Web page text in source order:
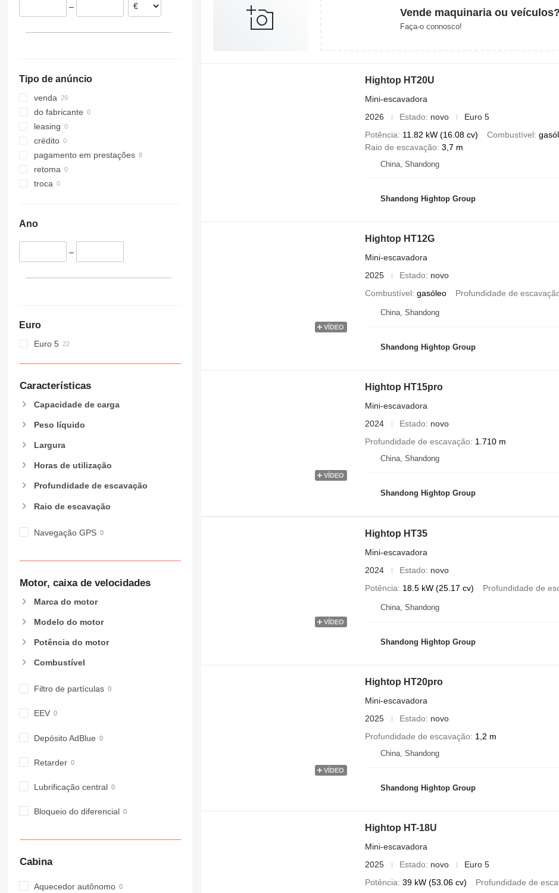
8055
8060
8065
8080
8085
JS
–
Tipo de anúncio
venda
do fabricante
leasing
crédito
pagamento em prestações
retoma
troca
Ano
–
Euro
Euro 5
Características
Capacidade de carga
Peso líquido
Largura
Horas de utilização
Profundidade de escavação
Raio de escavação
Navegação GPS
Motor, caixa de velocidades
Marca do motor
Modelo do motor
Potência do motor
Combustível
Filtro de partículas
EEV
Depósito AdBlue
Retarder
Lubrificação central
Bloqueio do diferencial
Cabina
Aquecedor autônomo
Vende maquinaria ou veículos?
Faça-o connosco!
Hightop HT20U
Mini-escavadora
2026
Estado novo
Euro 5
Potência
11.82 kW (16.08 cv) Combustível
Raio de escavação 3,7 m
China, Shandong
Shandong Hightop Group
VÍDEO
Hightop HT12G
Mini-escavadora
2025
Estado
novo
Combustível gasóleo Profundidade de
China, Shandong
Shandong Hightop Group
VÍDEO
Hightop HT15pro
Mini-escavadora
2024
Estado
novo
Profundidade de escavação
1.710 m
China, Shandong
Shandong Hightop Group
VÍDEO
Hightop HT35
Mini-escavadora
2024
Estado
novo
Potência
18.5 kW (25.17 cv) Profundidade de
China, Shandong
Shandong Hightop Group
VÍDEO
Hightop HT20pro
Mini-escavadora
2025
Estado
novo
Profundidade de escavação
1,2 m
China, Shandong
Shandong Hightop Group
Hightop HT-18U
Mini-escavadora
2025
Estado novo
Euro 5
Potência 39 kW (53.06 cv) Profundidade de